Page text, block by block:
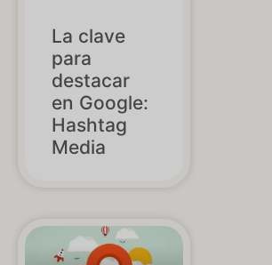
La clave
para
destacar
en Google:
Hashtag
Media